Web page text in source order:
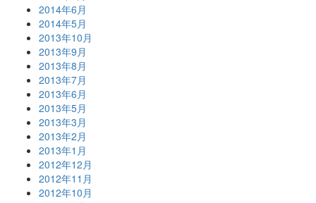
2014年6月
2014年5月
2013年10月
2013年9月
2013年8月
2013年7月
2013年6月
2013年5月
2013年3月
2013年2月
2013年1月
2012年12月
2012年11月
2012年10月